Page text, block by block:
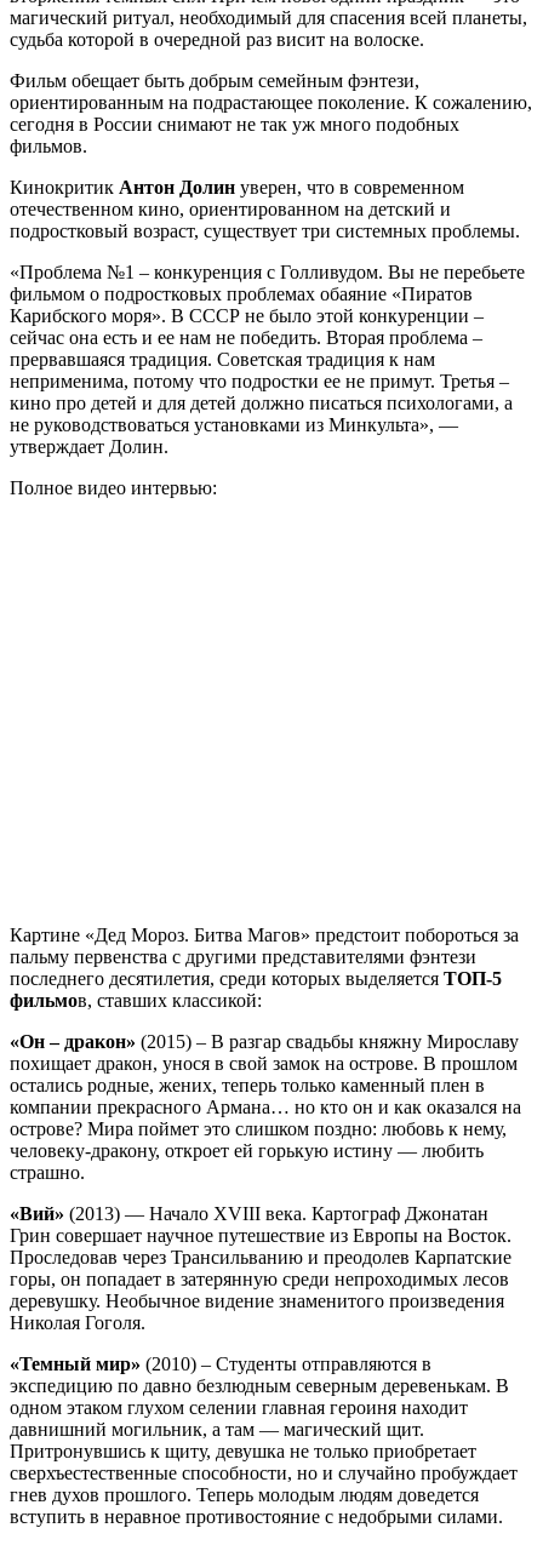
магический ритуал, необходимый для спасения всей планеты,
судьба которой в очередной раз висит на волоске.
Фильм обещает быть добрым семейным фэнтези,
ориентированным на подрастающее поколение. К сожалению,
сегодня в России снимают не так уж много подобных
фильмов.
Кинокритик Антон Долин уверен, что в современном
отечественном кино, ориентированном на детский и
подростковый возраст, существует три системных проблемы.
«Проблема №1 – конкуренция с Голливудом. Вы не перебьете
фильмом о подростковых проблемах обаяние «Пиратов
Карибского моря». В СССР не было этой конкуренции –
сейчас она есть и ее нам не победить. Вторая проблема –
прервавшаяся традиция. Советская традиция к нам
неприменима, потому что подростки ее не примут. Третья –
кино про детей и для детей должно писаться психологами, а
не руководствоваться установками из Минкульта», —
утверждает Долин.
Полное видео интервью:
Картине «Дед Мороз. Битва Магов» предстоит побороться за
пальму первенства с другими представителями фэнтези
последнего десятилетия, среди которых выделяется ТОП-5
фильмов, ставших классикой:
«Он – дракон» (2015) – В разгар свадьбы княжну Мирославу
похищает дракон, унося в свой замок на острове. В прошлом
остались родные, жених, теперь только каменный плен в
компании прекрасного Армана… но кто он и как оказался на
острове? Мира поймет это слишком поздно: любовь к нему,
человеку-дракону, откроет ей горькую истину — любить
страшно.
«Вий» (2013) — Начало XVIII века. Картограф Джонатан
Грин совершает научное путешествие из Европы на Восток.
Проследовав через Трансильванию и преодолев Карпатские
горы, он попадает в затерянную среди непроходимых лесов
деревушку. Необычное видение знаменитого произведения
Николая Гоголя.
«Темный мир» (2010) – Студенты отправляются в
экспедицию по давно безлюдным северным деревенькам. В
одном этаком глухом селении главная героиня находит
давнишний могильник, а там — магический щит.
Притронувшись к щиту, девушка не только приобретает
сверхъестественные способности, но и случайно пробуждает
гнев духов прошлого. Теперь молодым людям доведется
вступить в неравное противостояние с недобрыми силами.